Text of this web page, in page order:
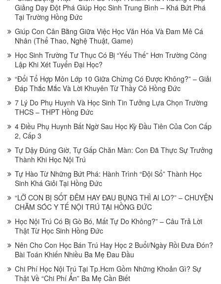
Giảng Dạy Đột Phá Giúp Học Sinh Trung Bình – Khá Bứt Phá
Tại Trường Hồng Đức
Giúp Con Cân Bằng Giữa Việc Học Văn Hóa Và Đam Mê Cá
Nhân (Thể Thao, Nghệ Thuật, Game)
Học Sinh Trường Tư Thục Có Bị “Yếu Thế” Hơn Trường Công
Lập Khi Xét Tuyển Đại Học?
“Đổi Tổ Hợp Môn Lớp 10 Giữa Chừng Có Được Không?” – Giải
Đáp Thắc Mắc Và Lời Khuyên Từ Thầy Cô Hồng Đức
7 Lý Do Phụ Huynh Và Học Sinh Tin Tưởng Lựa Chọn Trường
THCS – THPT Hồng Đức
4 Điều Phụ Huynh Bất Ngờ Sau Học Kỳ Đầu Tiên Của Con Cấp
2, Cấp 3
Tự Dậy Đúng Giờ, Tự Gấp Chăn Màn: Con Đã Thực Sự Trưởng
Thành Khi Học Nội Trú
Tự Hào Từ Những Bứt Phá: Hành Trình “Đội Sổ” Thành Học
Sinh Khá Giỏi Tại Hồng Đức
“LỠ CON BỊ SỐT ĐÊM HAY ĐAU BỤNG THÌ AI LO?” – CHUYỆN
CHĂM SÓC Y TẾ NỘI TRÚ TẠI HỒNG ĐỨC
Học Nội Trú Có Bị Gò Bó, Mất Tự Do Không?” – Câu Trả Lời
Thật Từ Học Sinh Hồng Đức
Nên Cho Con Học Bán Trú Hay Học 2 Buổi/Ngày Rồi Đưa Đón?
Bài Toán Khiến Nhiều Ba Mẹ Đau Đầu
Chi Phí Học Nội Trú Tại Tp.Hcm Gồm Những Khoản Gì? Sự
Thật Về “Chi Phí Ẩn” Ba Mẹ Cần Biết